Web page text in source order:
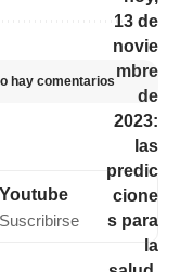
hay comentarios
Youtube
Suscribirse